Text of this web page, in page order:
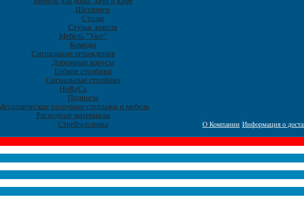
Шезлонги
Столы
Стулья, кресла
Мебель "Уют"
Комоды
Сигнальные ограждения
Дорожные конусы
Гибкие столбики
Сигнальные столбики
HoReCa
Подносы
полочные стеллажи и мебель
Расходные материалы
Стрейч-пленка
О Компании Информация о